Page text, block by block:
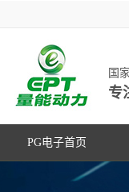
国
专
PG电子首页